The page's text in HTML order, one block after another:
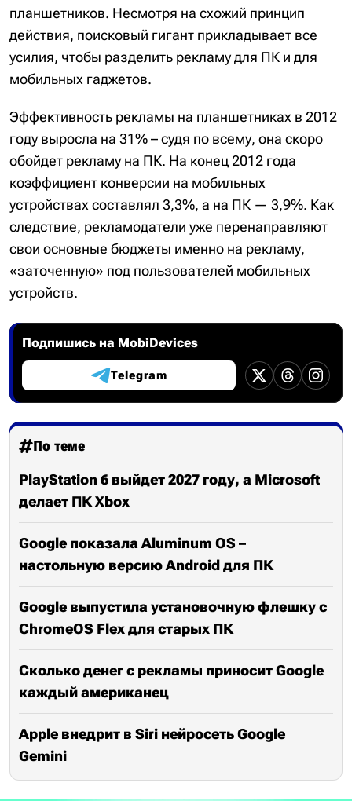
планшетников. Несмотря на схожий принцип
действия, поисковый гигант прикладывает все
усилия, чтобы разделить рекламу для ПК и для
мобильных гаджетов.
Эффективность рекламы на планшетниках в 2012
году выросла на 31% – судя по всему, она скоро
обойдет рекламу на ПК. На конец 2012 года
коэффициент конверсии на мобильных
устройствах составлял 3,3%, а на ПК — 3,9%. Как
следствие, рекламодатели уже перенаправляют
свои основные бюджеты именно на рекламу,
«заточенную» под пользователей мобильных
устройств.
Подпишись на MobiDevices
Telegram
По теме
PlayStation 6 выйдет 2027 году, а Microsoft
делает ПК Xbox
Google показала Aluminum OS –
настольную версию Android для ПК
Google выпустила установочную флешку с
ChromeOS Flex для старых ПК
Сколько денег с рекламы приносит Google
каждый американец
Apple внедрит в Siri нейросеть Google
Gemini